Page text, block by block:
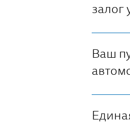
залог
Ваш